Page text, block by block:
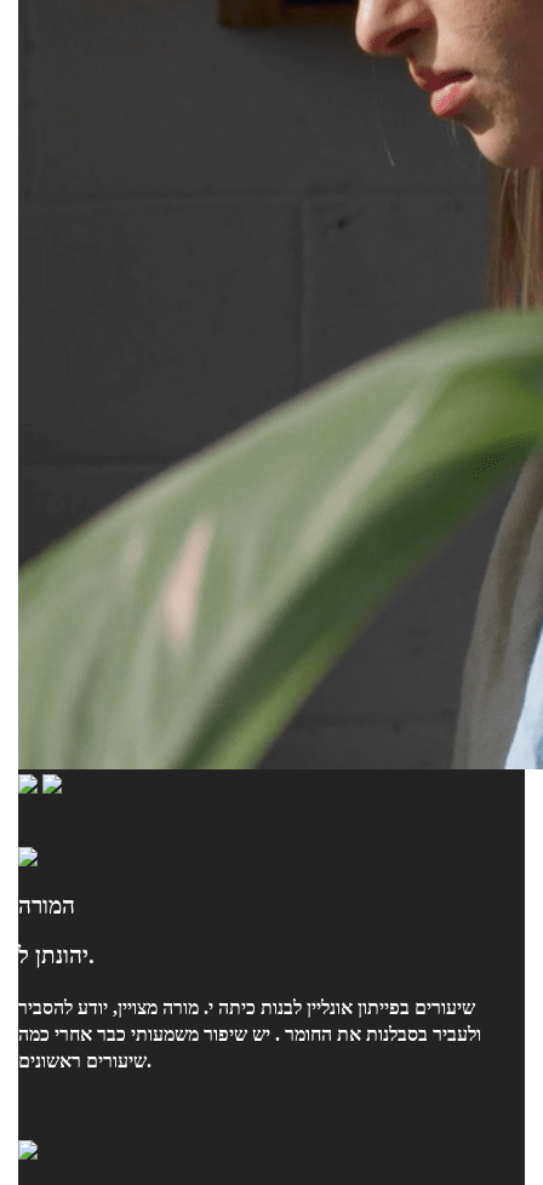
המורה
יהונתן ל.
שיעורים בפייתון אונליין לבנות כיתה י. מורה מצויין, יודע להסביר
ולעביר בסבלנות את החומר . יש שיפור משמעותי כבר אחרי כמה
שיעורים ראשונים.